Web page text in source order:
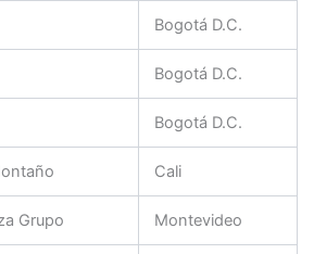
Bogotá D.C.
Bogotá D.C.
Bogotá D.C.
Cali
Grupo Montevideo